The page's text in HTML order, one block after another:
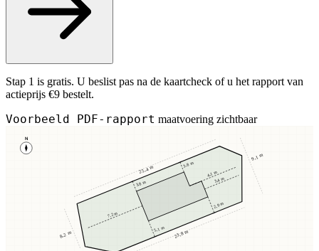
Stap 1 is gratis. U beslist pas na de kaartcheck of u het rapport van
actieprijs €9 bestelt.
Voorbeeld PDF-rapport maatvoering zichtbaar
N
3,8 m
3,8 m
5,1 m
2,9 m
7,2 m
3,4 m
4,1 m
25,4 m
23,8 m
8,2 m
9,1 m